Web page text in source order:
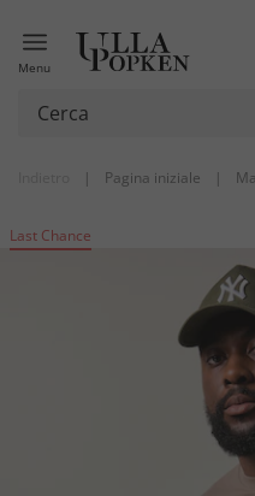
Menu
| Pagina iniziale |
Last Chance